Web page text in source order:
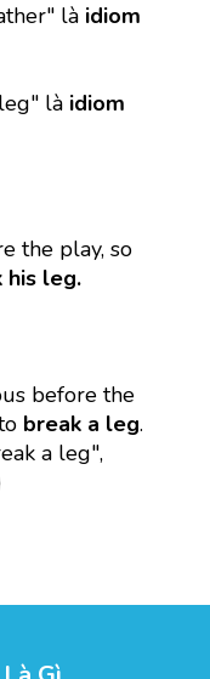
là idiom
là idiom
the play, so
his leg.
before the
break a leg.
a leg",